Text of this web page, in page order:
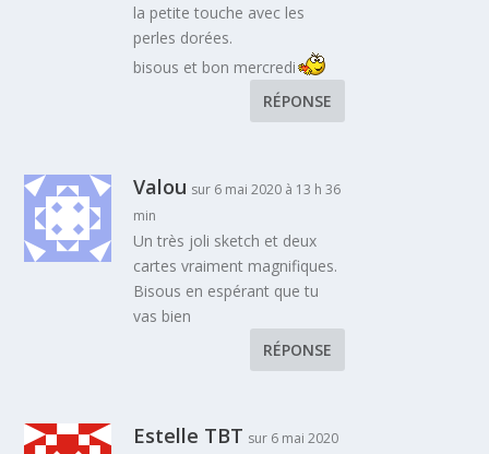
la petite touche avec les
perles dorées.
bisous et bon mercredi
RÉPONSE
Valou sur 6 mai 2020 à 13 h 36
min
Un très joli sketch et deux
cartes vraiment magnifiques.
Bisous en espérant que tu
vas bien
RÉPONSE
Estelle TBT sur 6 mai 2020